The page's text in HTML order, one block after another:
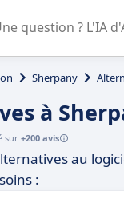
de Appvizer vous
Sherpany
à
sur +200 avis
au
: